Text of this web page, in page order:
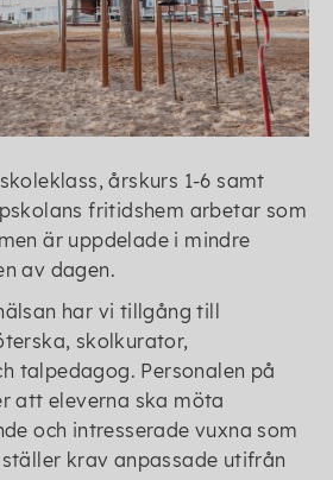
årskurs 1-6 samt
fritidshem arbetar som
är uppdelade i mindre
av dagen.
har vi tillgång till
skolkurator,
talpedagog. Personalen på
att eleverna ska möta
och intresserade vuxna som
krav anpassade utifrån